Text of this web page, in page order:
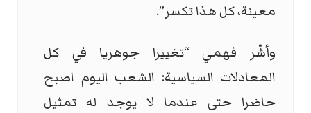
معينة، كل هذا تكسر”.
وأشّر فهمي “تغييرا جوهريا في كل
المعادلات السياسية: الشعب اليوم اصبح
حاضرا حتى عندما لا يوجد له تمثيل